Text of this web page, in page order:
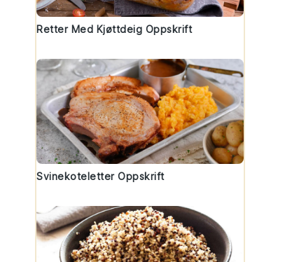
Retter Med Kjøttdeig Oppskrift
Svinekoteletter Oppskrift